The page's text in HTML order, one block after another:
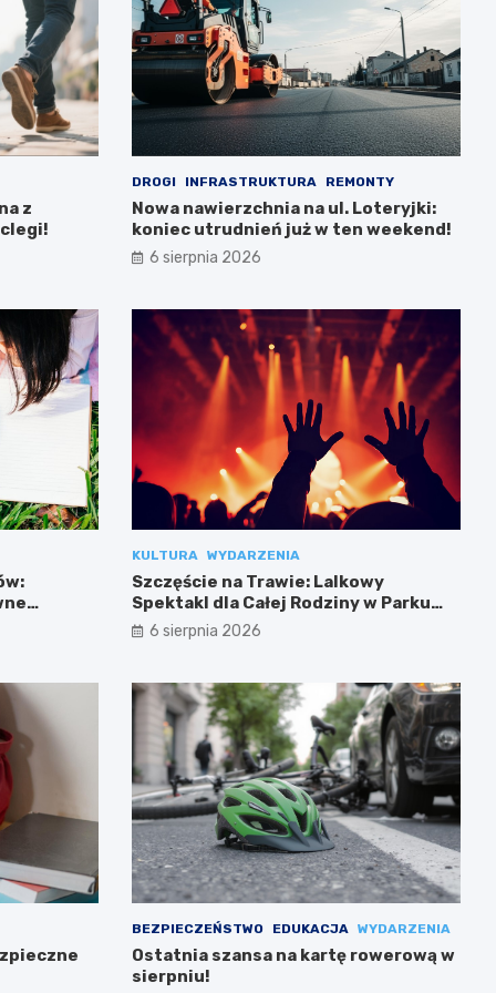
z
DROGI INFRASTRUKTURA REMONTY
Nowa nawierzchnia na ul. Loteryjki:
koniec utrudnień już w ten weekend!
6 sierpnia 2026
KULTURA WYDARZENIA
Szczęście na Trawie: Lalkowy
Spektakl dla Całej Rodziny w Parku
Przy Bażantarni
6 sierpnia 2026
BEZPIECZEŃSTWO EDUKACJA WYDARZENIA
Ostatnia szansa na kartę rowerową w
sierpniu!